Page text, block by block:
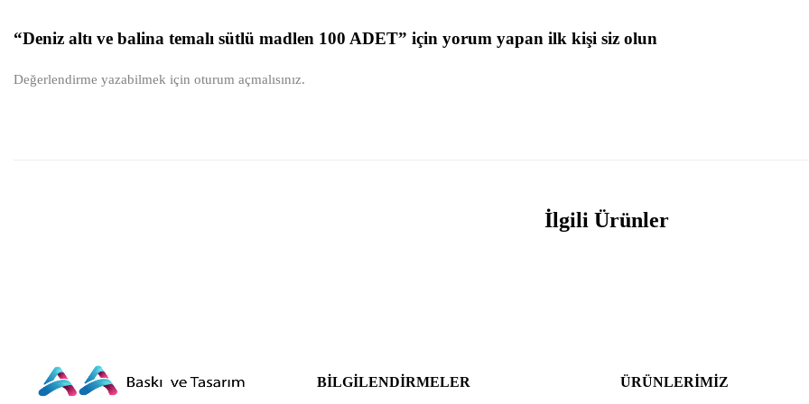
“Deniz altı ve balina temalı sütlü madlen 100 ADET” için yorum yapan ilk kişi siz olun
Değerlendirme yazabilmek için oturum açmalısınız.
İlgili Ürünler
BILGILENDIRMELER ÜRÜNLERIMIZ